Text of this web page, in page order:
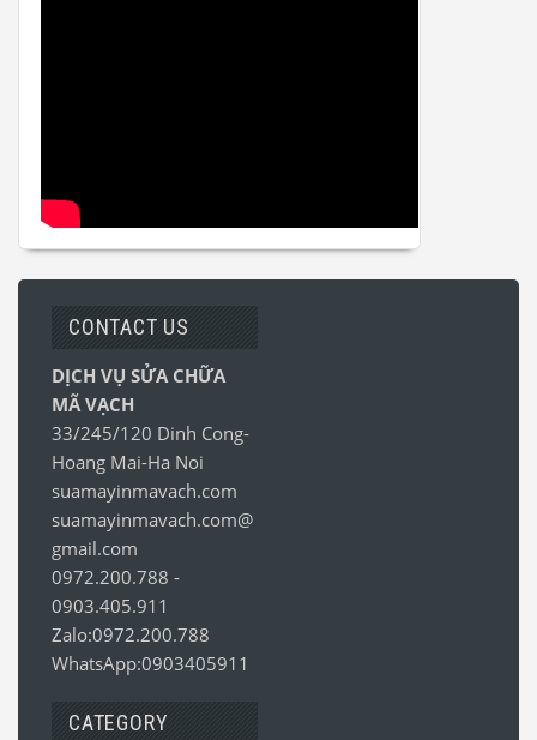
CONTACT US
DỊCH VỤ SỬA CHỮA
MÃ VẠCH
33/245/120 Dinh Cong-
Hoang Mai-Ha Noi
suamayinmavach.com
suamayinmavach.com@
gmail.com
0972.200.788 -
0903.405.911
Zalo:0972.200.788
WhatsApp:0903405911
CATEGORY